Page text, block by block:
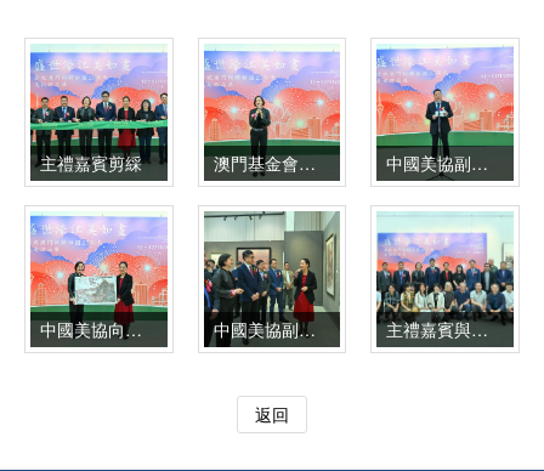
主禮嘉賓剪綵 澳門基金會行政委員會代主席鍾怡致辭 中國美協副秘書長章雲致辭
中國美協向澳門基金會贈送畫作 中國美協副主席林藍引領嘉賓參觀展覽 主禮嘉賓與到場的參展者合照
返回